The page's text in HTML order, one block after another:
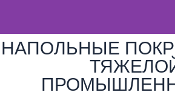
НАПОЛЬНЫЕ